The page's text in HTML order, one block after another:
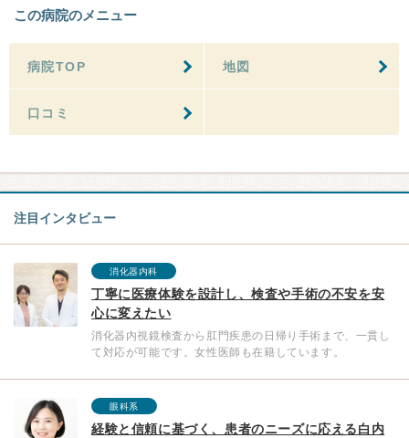
この病院のメニュー
病院TOP 地図
口コミ
注目インタビュー
消化器内科
丁寧に医療体験を設計し、検査や手術の不安を安
心に変えたい
消化器内視鏡検査から肛門疾患の日帰り手術まで、一貫し
て対応が可能です。女性医師も在籍しています。
眼科系
経験と信頼に基づく、患者のニーズに応える白内